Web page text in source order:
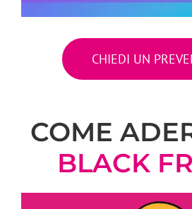
CHIEDI UN
COME
BLACK